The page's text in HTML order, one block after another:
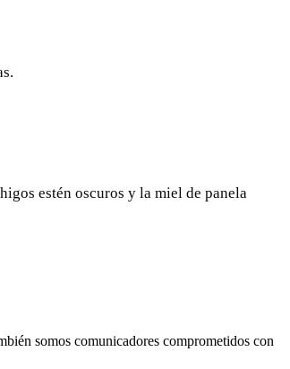
estén oscuros y la miel de panela
somos comunicadores comprometidos con